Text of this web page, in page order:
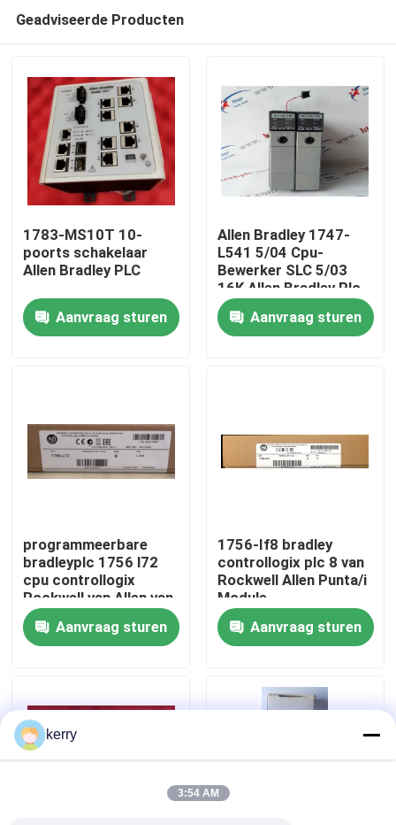
Thuis
Video's
Over ons
Fabriekstocht
Kwaliteitscontrole
Neem contact met ons op
bloggen
Vraag een offerte
Geadviseerde Producten
1783-MS10T 10-
poorts schakelaar
Allen Bradley PLC
Aanvraag sturen
Allen Bradley 1747-
L541 5/04 Cpu-
Bewerker SLC 5/03
16K Allen Bradley Plc
Controller
Aanvraag sturen
programmeerbare
bradleyplc 1756 l72
cpu controllogix
Rockwell van Allen van
het
logicacontrolemechanisme
automatisering
Aanvraag sturen
1756-If8 bradley
controllogix plc 8 van
Rockwell Allen Punta/i
Module
Aanvraag sturen
kerry
3:54 AM